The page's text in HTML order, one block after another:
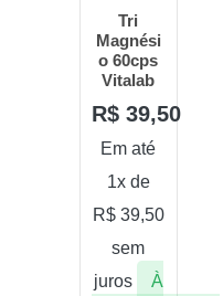
Tri
Magnési
o 60cps
Vitalab
R$ 39,50
Em até
1x de
R$39,50
sem
juros
À